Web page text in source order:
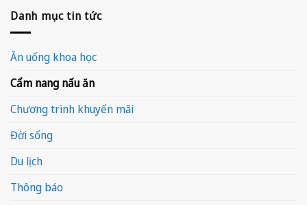
Danh mục tin tức
Ăn uống khoa học
Cẩm nang nấu ăn
Chương trình khuyến mãi
Đời sống
Du lịch
Thông báo